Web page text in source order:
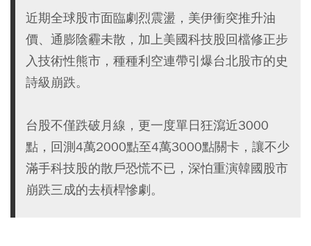
近期全球股市面臨劇烈震盪，美伊衝突推升油
價、通膨陰霾未散，加上美國科技股回檔修正步
入技術性熊市，種種利空連帶引爆台北股市的史
詩級崩跌。
台股不僅跌破月線，更一度單日狂瀉近3000
點，回測4萬2000點至4萬3000點關卡，讓不少
滿手科技股的散戶恐慌不已，深怕重演韓國股市
崩跌三成的去槓桿慘劇。